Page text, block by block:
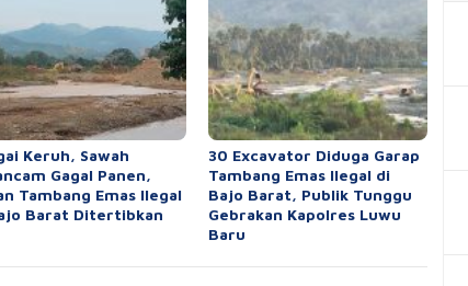
Keruh, Sawah
Gagal Panen,
Tambang Emas Ilegal
Barat Ditertibkan
30 Excavator Diduga Garap
Tambang Emas Ilegal di
Bajo Barat, Publik Tunggu
Gebrakan Kapolres Luwu
Baru